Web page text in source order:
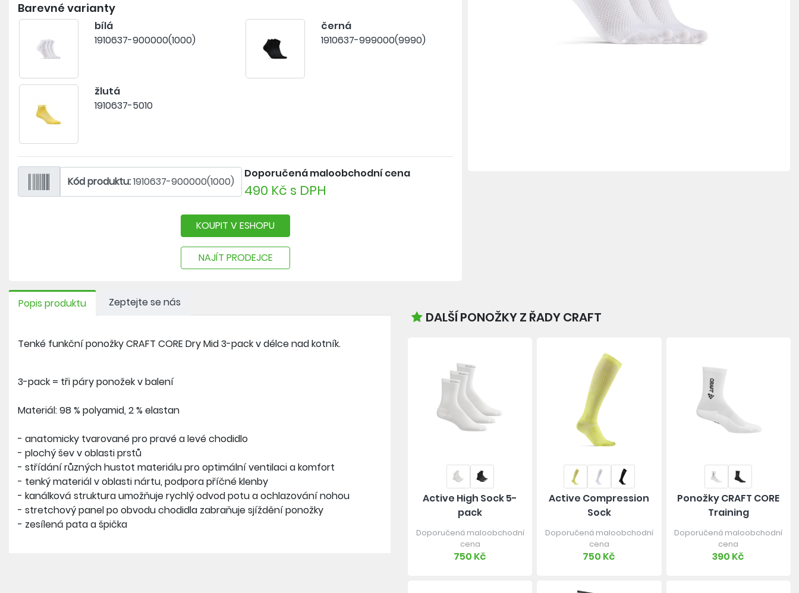
- stretchový panel po obvodu chodidla zabraňuje sjíždění ponožky
- zesílená pata a špička
Barevné varianty
bílá
1910637-900000(1000)
černá
1910637-999000(9990)
žlutá
1910637-5010
Kód produktu:1910637-900000(1000)
Doporučená maloobchodní cena
490 Kč s DPH
KOUPIT V ESHOPU
NAJÍT PRODEJCE
Popis produktu Zeptejte se nás
Tenké funkční ponožky CRAFT CORE Dry Mid 3-pack v délce nad kotník.
3-pack = tři páry ponožek v balení
Materiál: 98 % polyamid, 2 % elastan
- anatomicky tvarované pro pravé a levé chodidlo
- plochý šev v oblasti prstů
- střídání různých hustot materiálu pro optimální ventilaci a komfort
- tenký materiál v oblasti nártu, podpora příčné klenby
- kanálková struktura umožňuje rychlý odvod potu a ochlazování nohou
- stretchový panel po obvodu chodidla zabraňuje sjíždění ponožky
- zesílená pata a špička
DALŠÍ PONOŽKY Z ŘADY CRAFT
Active High Sock 5-
pack
Doporučená maloobchodní
cena
750 Kč
Active Compression
Sock
Doporučená maloobchodní
cena
750 Kč
Ponožky CRAFT CORE
Training
Doporučená maloobchodní
cena
390 Kč